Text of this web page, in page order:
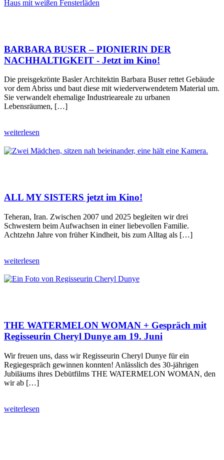
BARBARA BUSER – PIONIERIN DER
NACHHALTIGKEIT - Jetzt im Kino!
Die preisgekrönte Basler Architektin Barbara Buser rettet Gebäude
vor dem Abriss und baut diese mit wiederverwendetem Material um.
Sie verwandelt ehemalige Industrieareale zu urbanen
Lebensräumen, […]
weiterlesen
ALL MY SISTERS jetzt im Kino!
Teheran, Iran. Zwischen 2007 und 2025 begleiten wir drei
Schwestern beim Aufwachsen in einer liebevollen Familie.
Achtzehn Jahre von früher Kindheit, bis zum Alltag als […]
weiterlesen
THE WATERMELON WOMAN + Gespräch mit
Regisseurin Cheryl Dunye am 19. Juni
Wir freuen uns, dass wir Regisseurin Cheryl Dunye für ein
Regiegespräch gewinnen konnten! Anlässlich des 30-jährigen
Jubiläums ihres Debütfilms THE WATERMELON WOMAN, den
wir ab […]
weiterlesen